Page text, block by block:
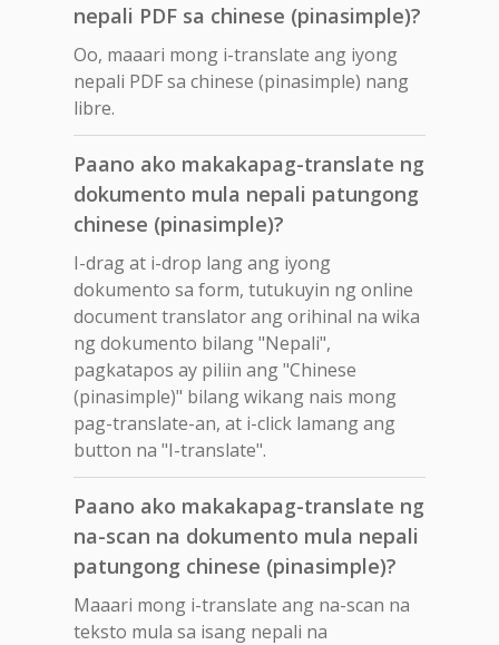
nepali PDF sa chinese (pinasimple)?
Oo, maaari mong i-translate ang iyong
nepali PDF sa chinese (pinasimple) nang
libre.
Paano ako makakapag-translate ng
dokumento mula nepali patungong
chinese (pinasimple)?
I-drag at i-drop lang ang iyong
dokumento sa form, tutukuyin ng online
document translator ang orihinal na wika
ng dokumento bilang "Nepali",
pagkatapos ay piliin ang "Chinese
(pinasimple)" bilang wikang nais mong
pag-translate-an, at i-click lamang ang
button na "I-translate".
Paano ako makakapag-translate ng
na-scan na dokumento mula nepali
patungong chinese (pinasimple)?
Maaari mong i-translate ang na-scan na
teksto mula sa isang nepali na